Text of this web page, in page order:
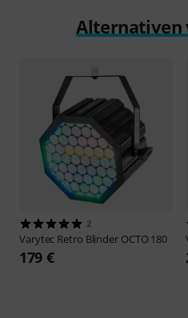
Alternativen
2
Varytec Retro Blinder OCTO 180
179 €